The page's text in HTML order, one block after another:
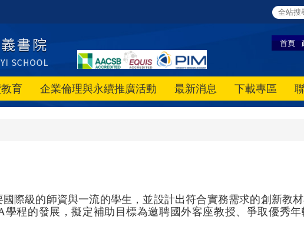
首頁
育 企業倫理與永續推廣活動 最新消息 下載專區
際級的師資與一流的學生，並設計出符合實務需求的創新教
學程的發展，擬定補助目標為邀聘國外客座教授、爭取優秀